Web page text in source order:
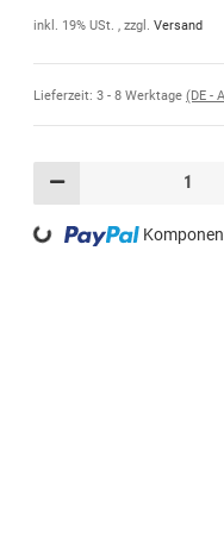
inkl. 19% USt. , zzgl. Versand
Lieferzeit: 3 - 8 Werktage (DE -
Loading...